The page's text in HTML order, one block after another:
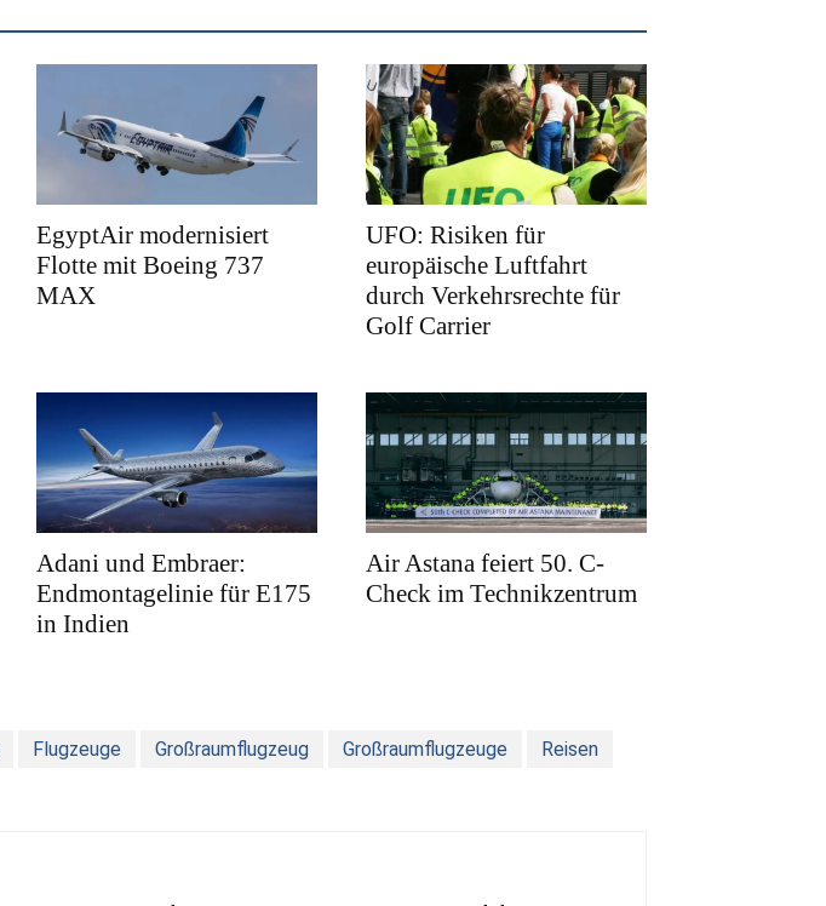
EgyptAir modernisiert
Flotte mit Boeing 737
MAX
UFO: Risiken für
europäische Luftfahrt
durch Verkehrsrechte für
Golf Carrier
Adani und Embraer:
Endmontagelinie für E175
in Indien
Air Astana feiert 50. C-
Check im Technikzentrum
Flugzeuge Großraumflugzeug Großraumflugzeuge Reisen